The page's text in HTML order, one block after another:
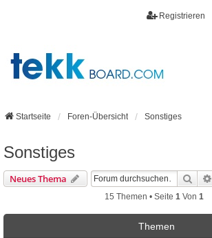
Registrieren
Startseite Foren-Übersicht Sonstiges
Sonstiges
Neues Thema Suche
15 Themen • Seite 1 Von 1
Themen